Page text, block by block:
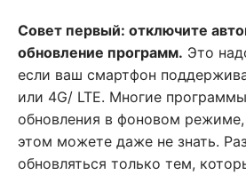
Совет первый: отключите
обновление программ. Это
если ваш смартфон
или 4G/ LTE. Многие
обновления в фоновом
этом можете даже не знать.
обновляться только тем,